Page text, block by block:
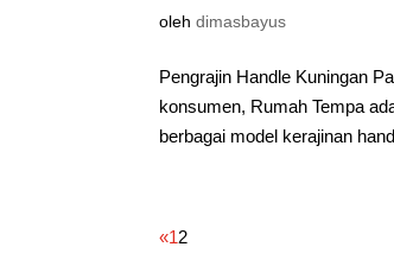
olehdimasbayus
Pengrajin Handle Kuningan
konsumen, Rumah Tempa
berbagai model kerajinan
«12